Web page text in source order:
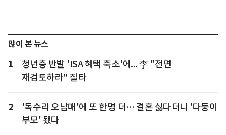
많이 본 뉴스
1
청년층 반발 'ISA 혜택 축소'에... 李 "전면
재검토하라" 질타
2
'독수리 오남매'에 또 한명 더… 결혼 싫다더니 '다둥이
부모' 됐다